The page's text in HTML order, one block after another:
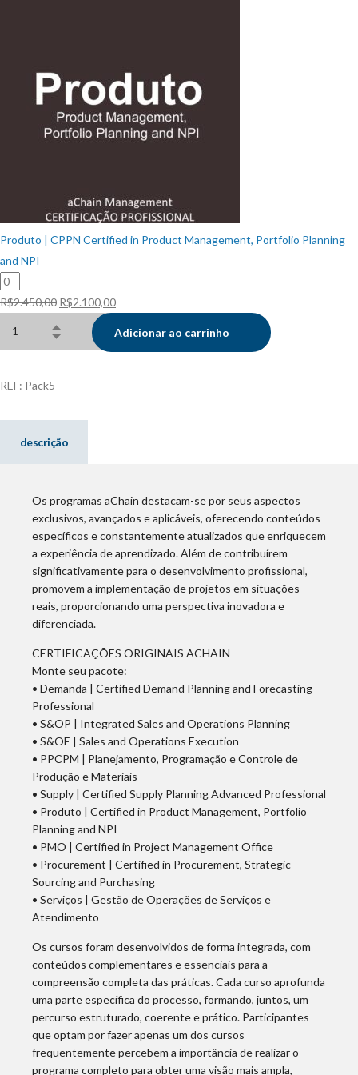
Produto | CPPN Certified in Product Management, Portfolio Planning
and NPI
R$2.450,00 O
original
R$2.100,00O
Adicionar ao carrinho
REF: Pack5
descrição
Os programas aChain destacam-se por seus aspectos
exclusivos, avançados e aplicáveis, oferecendo conteúdos
específicos e constantemente atualizados que enriquecem
a experiência de aprendizado. Além de contribuírem
significativamente para o desenvolvimento profissional,
promovem a implementação de projetos em situações
reais, proporcionando uma perspectiva inovadora e
diferenciada.
CERTIFICAÇÕES ORIGINAIS ACHAIN
Monte seu pacote:
• Demanda | Certified Demand Planning and Forecasting
Professional
• S&OP | Integrated Sales and Operations Planning
• S&OE | Sales and Operations Execution
• PPCPM | Planejamento, Programação e Controle de
Produção e Materiais
• Supply | Certified Supply Planning Advanced Professional
• Produto | Certified in Product Management, Portfolio
Planning and NPI
• PMO | Certified in Project Management Office
• Procurement | Certified in Procurement, Strategic
Sourcing and Purchasing
• Serviços | Gestão de Operações de Serviços e
Atendimento
Os cursos foram desenvolvidos de forma integrada, com
conteúdos complementares e essenciais para a
compreensão completa das práticas. Cada curso aprofunda
uma parte específica do processo, formando, juntos, um
percurso estruturado, coerente e prático. Participantes
que optam por fazer apenas um dos cursos
frequentemente percebem a importância de realizar o
programa completo para obter uma visão mais ampla,